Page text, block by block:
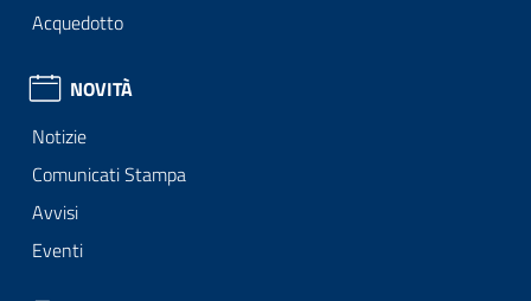
Acquedotto
NOVITÀ
Notizie
Comunicati Stampa
Avvisi
Eventi